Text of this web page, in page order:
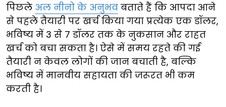
पिछले अल नीनो के अनुभव बताते हैं कि आपदा आने
से पहले तैयारी पर खर्च किया गया प्रत्येक एक डॉलर,
भविष्य में 3 से 7 डॉलर तक के नुकसान और राहत
खर्च को बचा सकता है। ऐसे में समय रहते की गई
तैयारी न केवल लोगों की जान बचाती है, बल्कि
भविष्य में मानवीय सहायता की जरूरत भी कम
करती है।